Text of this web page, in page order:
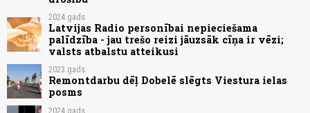
2024.gads
Latvijas Radio personībai nepieciešama
palīdzība - jau trešo reizi jāuzsāk cīņa ir vēzi;
valsts atbalstu atteikusi
2023.gads
Remontdarbu dēļ Dobelē slēgts Viestura ielas
posms
2024.gads